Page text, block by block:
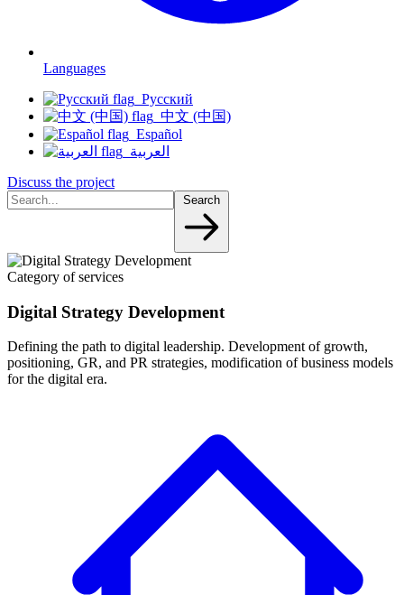
Languages
Русский
中文 (中国)
Español
العربية
Discuss the project
Category of services
Digital Strategy Development
Defining the path to digital leadership. Development of growth,
positioning, GR, and PR strategies, modification of business models
for the digital era.